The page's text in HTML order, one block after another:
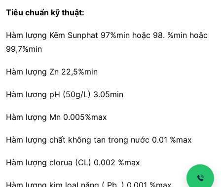
Tiêu chuẩn kỹ thuật:
Hàm lượng Kẽm Sunphat 97%min hoặc 98. %min hoặc
99,7%min
Hàm lượng Zn 22,5%min
Hàm lương pH (50g/L) 3.05min
Hàm lượng Mn 0.005%max
Hàm lượng chất không tan trong nước 0.01 %max
Hàm lượng clorua (CL) 0.002 %max
Hàm lượng kim loạI nặng ( Pb, ) 0.001 %max